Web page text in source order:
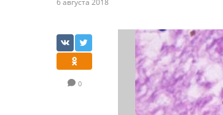
6 августа 2018
0